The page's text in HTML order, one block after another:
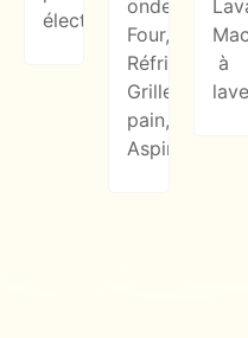
électrique.
ondes,
Four,
Réfrigérateur,
Grille-
pain,
Aspirateur
à